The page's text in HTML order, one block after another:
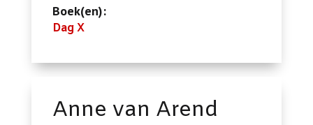
Boek(en):
Dag X
Anne van Arend